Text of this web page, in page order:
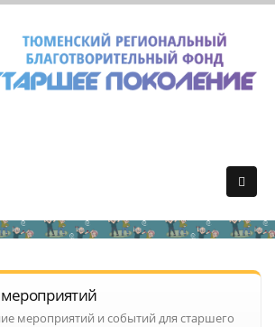
мероприятий и событий для старшего